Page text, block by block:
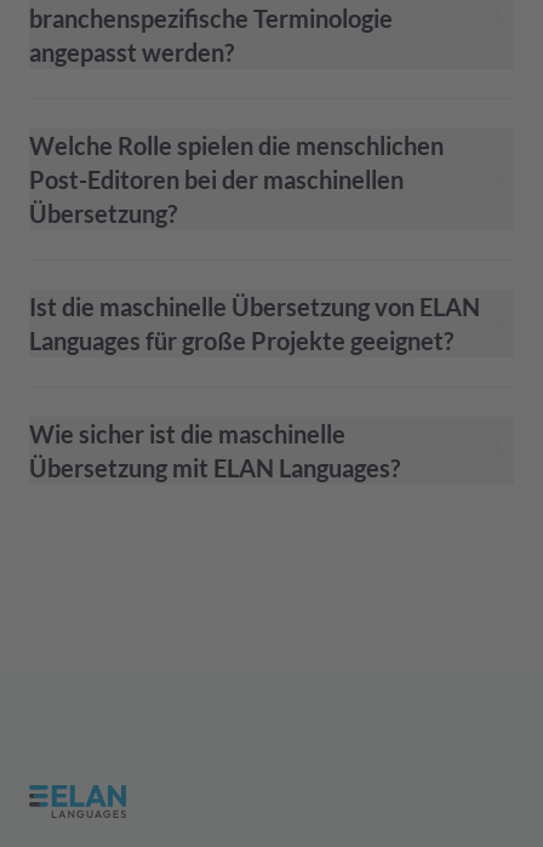
branchenspezifische Terminologie
angepasst werden?
Welche Rolle spielen die menschlichen
Post-Editoren bei der maschinellen
Übersetzung?
Ist die maschinelle Übersetzung von ELAN
Languages für große Projekte geeignet?
Wie sicher ist die maschinelle
Übersetzung mit ELAN Languages?